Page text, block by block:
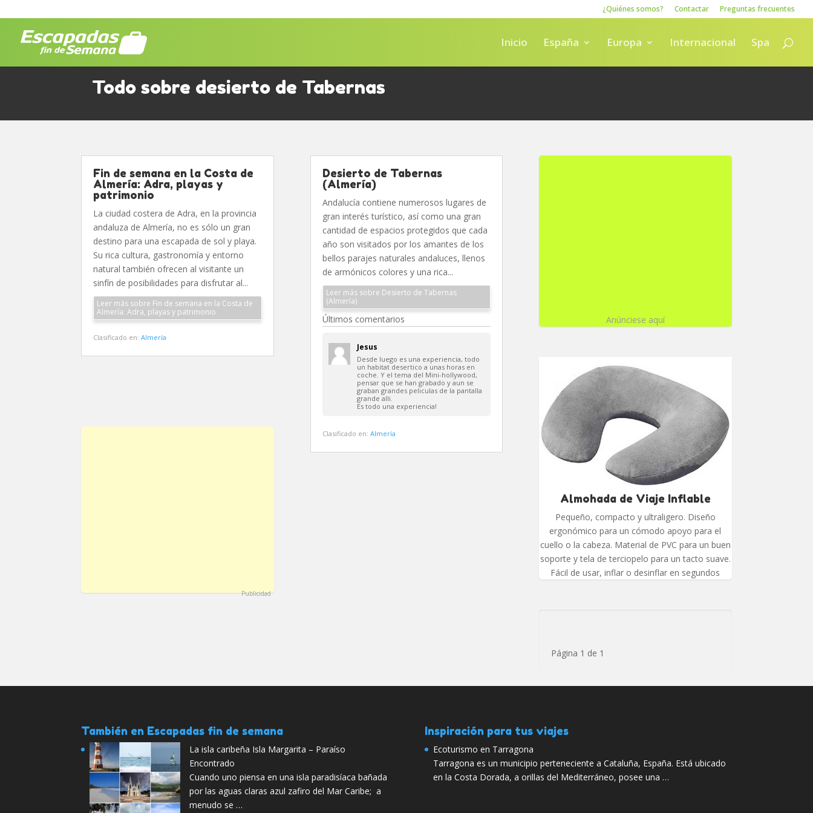
¿Quiénes somos? Contactar Preguntas frecuentes
Inicio España Europa Internacional Spa
Todo sobre desierto de Tabernas
Fin de semana en la Costa de
Almería: Adra, playas y
patrimonio
La ciudad costera de Adra, en la provincia
andaluza de Almería, no es sólo un gran
destino para una escapada de sol y playa.
Su rica cultura, gastronomía y entorno
natural también ofrecen al visitante un
sinfín de posibilidades para disfrutar al...
Leer más sobre Fin de semana en la Costa de
Almería: Adra, playas y patrimonio
Clasificado en:Almería
Publicidad
Desierto de Tabernas
(Almería)
Andalucía contiene numerosos lugares de
gran interés turístico, así como una gran
cantidad de espacios protegidos que cada
año son visitados por los amantes de los
bellos parajes naturales andaluces, llenos
de armónicos colores y una rica...
Leer más sobre Desierto de Tabernas
(Almería)
Últimos comentarios
Jesus
Desde luego es una experiencia, todo
un habitat desertico a unas horas en
coche. Y el tema del Mini-hollywood,
pensar que se han grabado y aun se
graban grandes peliculas de la pantalla
grande alli.
Es todo una experiencia!
Clasificado en: Almería
Anúnciese aquí
Almohada de Viaje Inflable
Pequeño, compacto y ultraligero. Diseño
ergonómico para un cómodo apoyo para el
cuello o la cabeza. Material de PVC para un buen
soporte y tela de terciopelo para un tacto suave.
Fácil de usar, inflar o desinflar en segundos
Página 1 de 1
También en Escapadas fin de semana
La isla caribeña Isla Margarita – Paraíso
Encontrado
Cuando uno piensa en una isla paradisíaca bañada
por las aguas claras azul zafiro del Mar Caribe; a
menudo se …
Inspiración para tus viajes
Ecoturismo en Tarragona
Tarragona es un municipio perteneciente a Cataluña, España. Está ubicado
en la Costa Dorada, a orillas del Mediterráneo, posee una …